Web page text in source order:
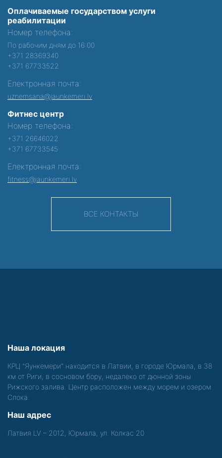
Оплачиваемые государством услуги
реабилитации
Номер телефона:
По рабочим дням до 16:00
+371 28369340
+371 67733522
Електронная почта:
uznemsana@jaunkemeri.lv
Фитнес центр
Номер телефона:
+371 26646022
+371 67733545
Електронная почта:
fitness@jaunkemeri.lv
ВСЕ КОНТАКТЫ
Наша локация
КРЦ "Яункемери" находится в Латвии, в городе Юрмала, в 38
км от Риги, в сосновом бору, недалеко от дюнной зоны
Рижского залива. Центр расположен между морем и озером
Слока.
Наш адрес
Латвия LV – 2012, Юрмала, ул. Колкас 20